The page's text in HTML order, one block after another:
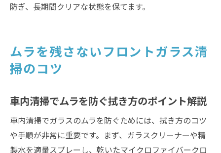
防ぎ、長期間クリアな状態を保てます。
ムラを残さないフロントガラス清
掃のコツ
車内清掃でムラを防ぐ拭き方のポイント解説
車内清掃でガラスのムラを防ぐためには、拭き方のコツ
や手順が非常に重要です。まず、ガラスクリーナーや精
製水を適量スプレーし、乾いたマイクロファイバークロ